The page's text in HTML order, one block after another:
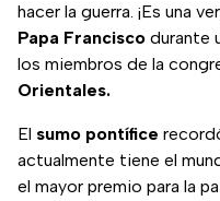
hacer la guerra. ¡Es una
Papa Francisco durante
los miembros de la
Orientales.
El sumo pontífice
actualmente tiene el
el mayor premio para la